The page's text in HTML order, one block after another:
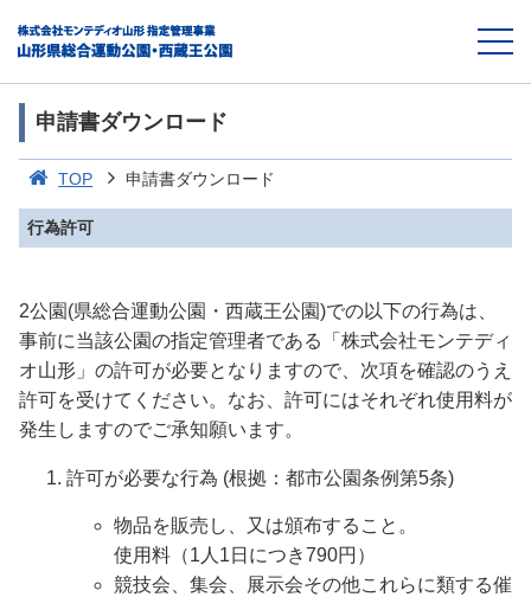
申請書ダウンロード
TOP 申請書ダウンロード
行為許可
2公園(県総合運動公園・西蔵王公園)での以下の行為は、
事前に当該公園の指定管理者である「株式会社モンテディ
オ山形」の許可が必要となりますので、次項を確認のうえ
許可を受けてください。なお、許可にはそれぞれ使用料が
発生しますのでご承知願います。
許可が必要な行為 (根拠：都市公園条例第5条)
物品を販売し、又は頒布すること。
使用料（1人1日につき790円）
競技会、集会、展示会その他これらに類する催